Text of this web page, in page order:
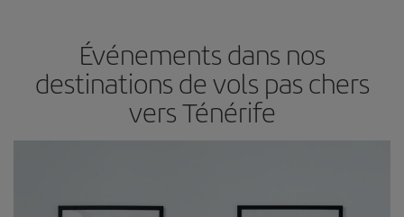
Événements dans nos
destinations de vols pas chers
vers Ténérife